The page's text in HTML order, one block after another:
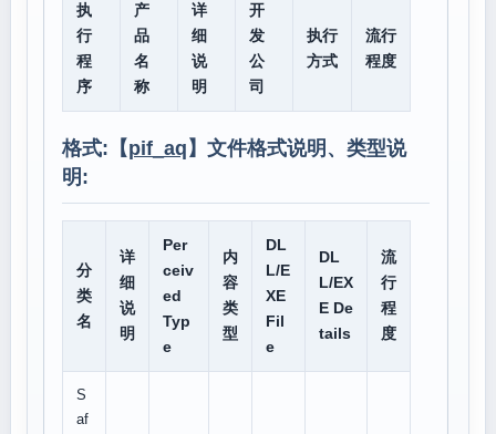
执
行
程
序
产
品
名
称
详
细
说
明
开
发
公
司
执行
方式
流行
程度
格式:【pif_aq 】文件格式说明、类型说
明:
分
类
名
详
细
说
明
Per
ceiv
ed
Typ
e
内
容
类
型
DL
L/E
XE
Fil
e
DL
L/EX
E De
tails
流
行
程
度
S
af